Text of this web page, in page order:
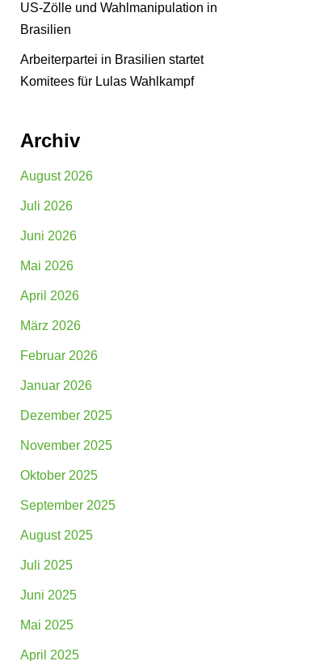
US-Zölle und Wahlmanipulation in
Brasilien
Arbeiterpartei in Brasilien startet
Komitees für Lulas Wahlkampf
Archiv
August 2026
Juli 2026
Juni 2026
Mai 2026
April 2026
März 2026
Februar 2026
Januar 2026
Dezember 2025
November 2025
Oktober 2025
September 2025
August 2025
Juli 2025
Juni 2025
Mai 2025
April 2025